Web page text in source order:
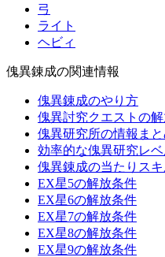
弓
ライト
ヘビィ
傀異錬成の関連情報
傀異錬成のやり方
傀異討究クエストの
傀異研究所の情報まと
効率的な傀異研究レ
傀異錬成の当たりス
EX星5の解放条件
EX星6の解放条件
EX星7の解放条件
EX星8の解放条件
EX星9の解放条件